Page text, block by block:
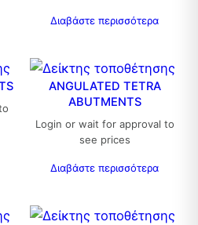
Διαβάστε περισσότερα
ANGULATED TETRA
ABUTMENTS
Login or wait for approval to
see prices
Διαβάστε περισσότερα